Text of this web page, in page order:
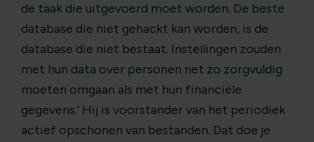
de taak die uitgevoerd moet worden. De beste
database die niet gehackt kan worden, is de
database die niet bestaat. Instellingen zouden
met hun data over personen net zo zorgvuldig
moeten omgaan als met hun financiële
gegevens.’ Hij is voorstander van het periodiek
actief opschonen van bestanden. Dat doe je